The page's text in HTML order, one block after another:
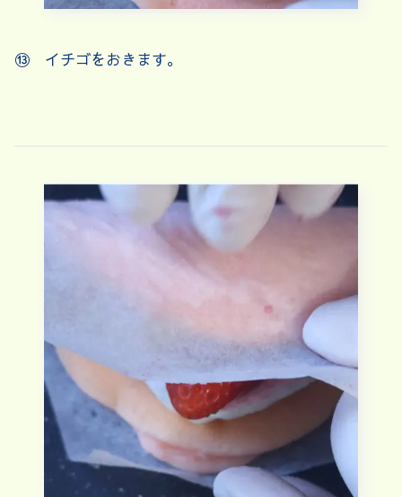
⑬ イチゴをおきます。